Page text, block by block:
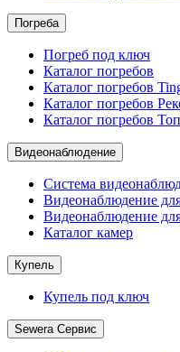
Погреба
Погреб под ключ
Каталог погребов
Каталог погребов
Каталог погребов
Каталог погребов
Видеонаблюдение
Система
Видеонаблюдение
Видеонаблюдение
Каталог камер
Купель
Купель под ключ
Sewera Сервис